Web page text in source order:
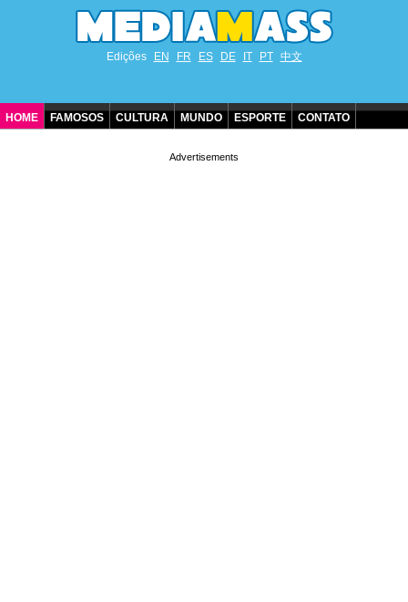
Edições EN FR ES DE IT PT 中文
HOME FAMOSOS CULTURA MUNDO ESPORTE CONTATO